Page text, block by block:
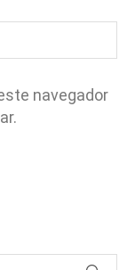
navegador